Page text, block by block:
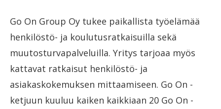
Go On Group Oy tukee paikallista työelämää
henkilöstö- ja koulutusratkaisuilla sekä
muutosturvapalveluilla. Yritys tarjoaa myös
kattavat ratkaisut henkilöstö- ja
asiakaskokemuksen mittaamiseen. Go On -
ketjuun kuuluu kaiken kaikkiaan 20 Go On -